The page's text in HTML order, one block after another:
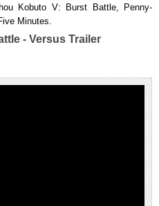
Kobuto V: Burst Battle, Penny-
Minutes.
- Versus Trailer